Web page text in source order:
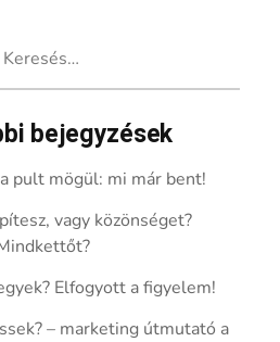
bejegyzések
pult mögül: mi már bent!
vagy közönséget?
Elfogyott a figyelem!
– marketing útmutató a